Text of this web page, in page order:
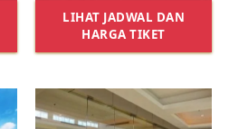
LIHAT JADWAL DAN
HARGA TIKET